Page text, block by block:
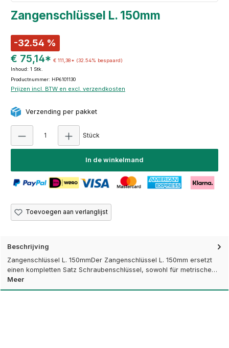
Zangenschlüssel L. 150mm
-32.54 %
€ 75,14* € 111,38* (32.54% bespaard)
Inhoud: 1 Stk.
Productnummer: HP6101130
Prijzen incl. BTW en excl. verzendkosten
Verzending per pakket
Stück
In de winkelmand
Toevoegen aan verlanglijst
Beschrijving
Zangenschlüssel L. 150mmDer Zangenschlüssel L. 150mm ersetzt
einen kompletten Satz Schraubenschlüssel, sowohl für metrische…
Meer